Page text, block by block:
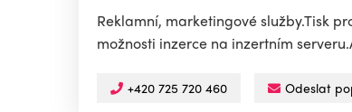
Reklamní, marketingové služby.Tisk
možnosti inzerce na inzertním
+420 725 720 460 Odeslat